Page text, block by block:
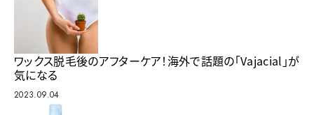
ワックス脱毛後のアフターケア！海外で話題の「Vajacial」が
気になる
2023.09.04